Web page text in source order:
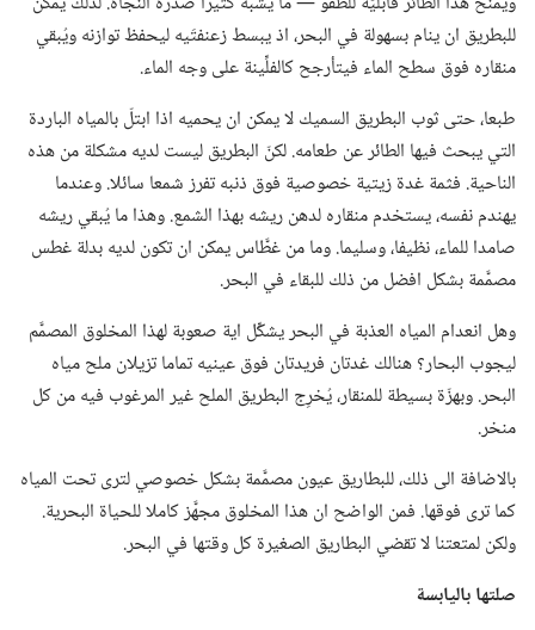
للبطريق ان ينام بسهولة في البحر،‏ اذ يبسط زعنفتَيه ليحفظ توازنه ويُبقي
منقاره فوق سطح الماء فيتأرجح كالفلِّينة على وجه الماء.‏
طبعا،‏ حتى ثوب البطريق السميك لا يمكن ان يحميه اذا ابتلّ بالمياه الباردة
التي يبحث فيها الطائر عن طعامه.‏ لكنّ البطريق ليست لديه مشكلة من هذه
الناحية.‏ فثمة غدة زيتية خصوصية فوق ذنبه تفرز شمعا سائلا.‏ وعندما
يهندم نفسه،‏ يستخدم منقاره لدهن ريشه بهذا الشمع.‏ وهذا ما يُبقي ريشه
صامدا للماء،‏ نظيفا،‏ وسليما.‏ وما من غطَّاس يمكن ان تكون لديه بدلة غطس
مصمَّمة بشكل افضل من ذلك للبقاء في البحر.‏
وهل انعدام المياه العذبة في البحر يشكِّل اية صعوبة لهذا المخلوق المصمَّم
ليجوب البحار؟‏ هنالك غدتان فريدتان فوق عينيه تماما تزيلان ملح مياه
البحر.‏ وبهزّة بسيطة للمنقار،‏ يُخرِج البطريق الملح غير المرغوب فيه من كل
منخر.‏
بالاضافة الى ذلك،‏ للبطاريق عيون مصمَّمة بشكل خصوصي لترى تحت المياه
كما ترى فوقها.‏ فمن الواضح ان هذا المخلوق مجهَّز كاملا للحياة البحرية.‏
ولكن لمتعتنا لا تقضي البطاريق الصغيرة كل وقتها في البحر.‏
صلتها باليابسة